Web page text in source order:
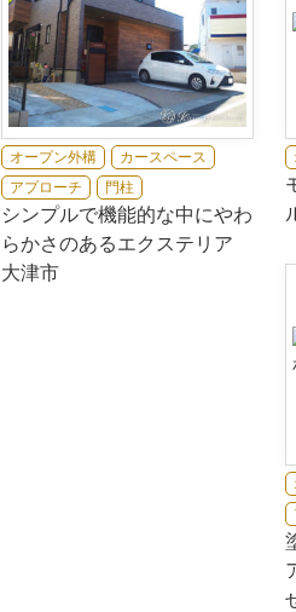
オープン外構
カースペース
アプローチ
門柱
シンプルで機能的な中にやわ
らかさのあるエクステリア
大津市